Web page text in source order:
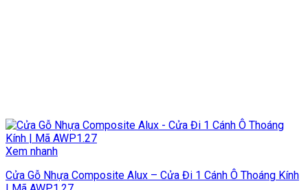
Xem nhanh
Cửa Gỗ Nhựa Composite Alux – Cửa Đi 1 Cánh Ô Thoáng Kính